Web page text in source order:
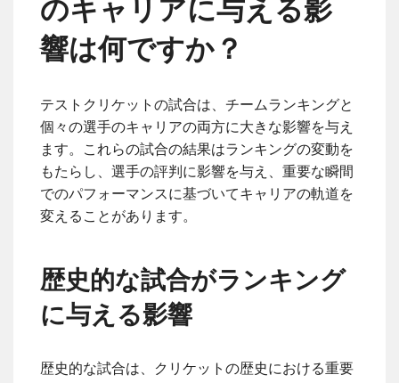
のキャリアに与える影
響は何ですか？
テストクリケットの試合は、チームランキングと
個々の選手のキャリアの両方に大きな影響を与え
ます。これらの試合の結果はランキングの変動を
もたらし、選手の評判に影響を与え、重要な瞬間
でのパフォーマンスに基づいてキャリアの軌道を
変えることがあります。
歴史的な試合がランキング
に与える影響
歴史的な試合は、クリケットの歴史における重要